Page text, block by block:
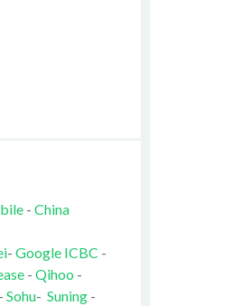
- China
- Google ICBC -
- Qihoo -
Sohu- Suning-